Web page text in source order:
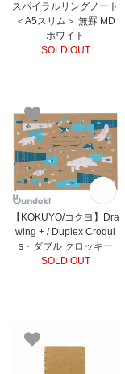
スパイラルリングノート
＜A5スリム＞ 無罫 MD
ホワイト
SOLD OUT
【KOKUYO/コクヨ】Dra
wing + / Duplex Croqui
s・ダブル クロッキー
SOLD OUT